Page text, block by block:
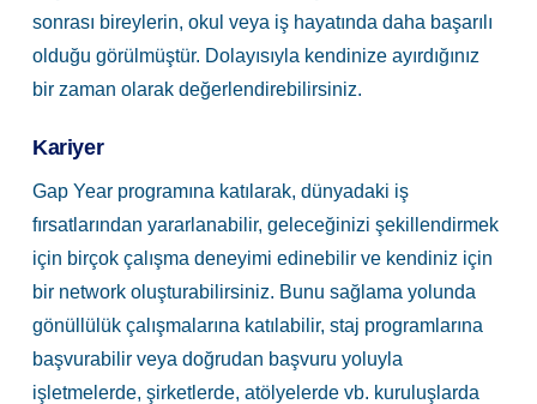
sonrası bireylerin, okul veya iş hayatında daha başarılı
olduğu görülmüştür. Dolayısıyla kendinize ayırdığınız
bir zaman olarak değerlendirebilirsiniz.
Kariyer
Gap Year programına katılarak, dünyadaki iş
fırsatlarından yararlanabilir, geleceğinizi şekillendirmek
için birçok çalışma deneyimi edinebilir ve kendiniz için
bir network oluşturabilirsiniz. Bunu sağlama yolunda
gönüllülük çalışmalarına katılabilir, staj programlarına
başvurabilir veya doğrudan başvuru yoluyla
işletmelerde, şirketlerde, atölyelerde vb. kuruluşlarda